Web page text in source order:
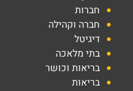
חברות
חברה וקהילה
דיגיטל
בתי מלאכה
בריאות וכושר
בריאות